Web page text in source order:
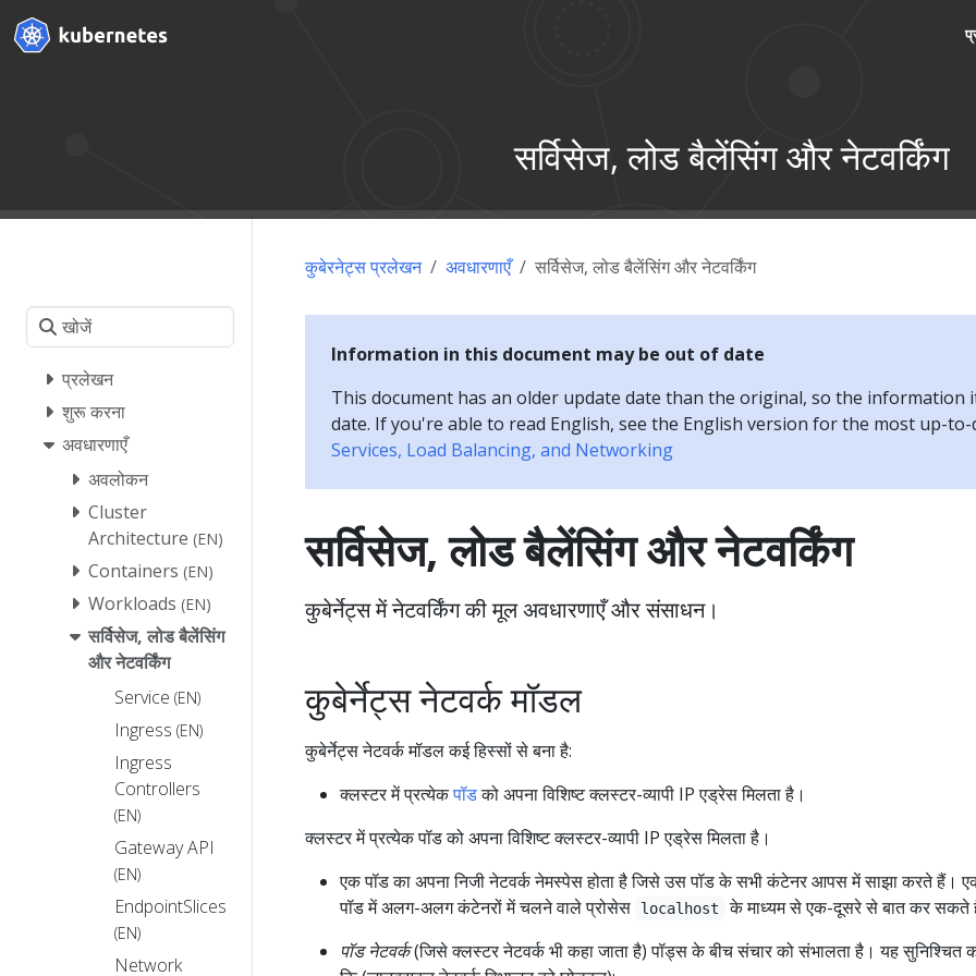
सर्विसेज, लोड बैलेंसिंग और नेटवर्किंग
प्रलेखन
शुरू करना
अवधारणाएँ
अवलोकन
Cluster
Architecture (EN)
Containers (EN)
Workloads (EN)
सर्विसेज, लोड बैलेंसिंग
और नेटवर्किंग
Service (EN)
Ingress (EN)
Ingress
Controllers
(EN)
Gateway API
(EN)
EndpointSlices
(EN)
Network
कुबेरनेट्स प्रलेखन अवधारणाएँ सर्विसेज, लोड बैलेंसिंग और नेटवर्किंग
Information in this document may be out of date
This document has an older update date than the original, so the information
date. If you're able to read English, see the English version for the most up-
Services, Load Balancing, and Networking
सर्विसेज, लोड बैलेंसिंग और नेटवर्किंग
कुबेर्नेट्स में नेटवर्किंग की मूल अवधारणाएँ और संसाधन।
कुबेर्नेट्स नेटवर्क मॉडल
कुबेर्नेट्स नेटवर्क मॉडल कई हिस्सों से बना है:
क्लस्टर में प्रत्येकपॉडको अपना विशिष्ट क्लस्टर-व्यापी IP एड्रेस मिलता है।
क्लस्टर में प्रत्येक पॉड को अपना विशिष्ट क्लस्टर-व्यापी IP एड्रेस मिलता है।
एक पॉड का अपना निजी नेटवर्क नेमस्पेस होता है जिसे उस पॉड के सभी कंटेनर आपस में साझा करते हैं।
पॉड में अलग-अलग कंटेनरों में चलने वाले प्रोसेस
localhost
के माध्यम से एक-दूसरे से बात कर सकते
पॉड नेटवर्क(जिसे क्लस्टर नेटवर्क भी कहा जाता है) पॉड्स के बीच संचार को संभालता है। यह सुनिश्चित